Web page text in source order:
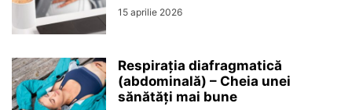
15 aprilie 2026
Respirația diafragmatică
(abdominală) – Cheia unei
sănătăți mai bune